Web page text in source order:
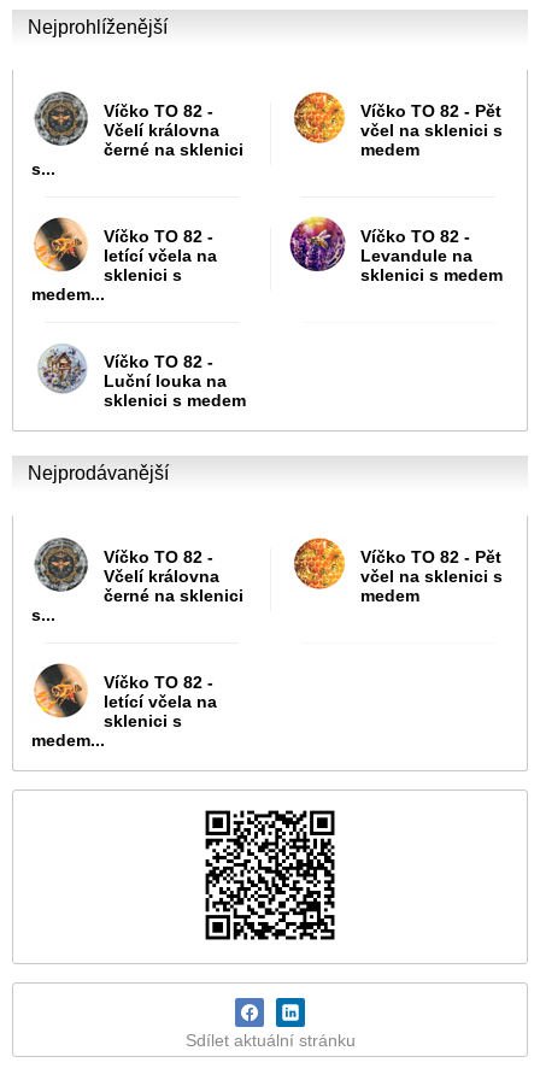
Nejprohlíženější
Víčko TO 82 -
Včelí královna
černé na sklenici
s...
Víčko TO 82 - Pět
včel na sklenici s
medem
Víčko TO 82 -
letící včela na
sklenici s
medem...
Víčko TO 82 -
Levandule na
sklenici s medem
Víčko TO 82 -
Luční louka na
sklenici s medem
Nejprodávanější
Víčko TO 82 -
Včelí královna
černé na sklenici
s...
Víčko TO 82 - Pět
včel na sklenici s
medem
Víčko TO 82 -
letící včela na
sklenici s
medem...
Sdílet aktuální stránku